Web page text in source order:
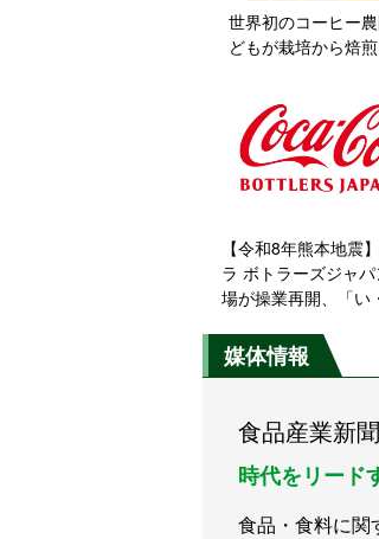
世界初のコーヒー
どもが栽培から焙
【令和8年熊本地震
ラ ボトラーズジャ
場が操業再開、「い
媒体情報
食品産業新聞
時代をリード
食品・食料に関